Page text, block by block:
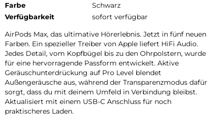
Farbe
Schwarz
Verfügbarkeit
sofort verfügbar
AirPods Max, das ultimative Hörerlebnis. Jetzt in fünf neuen
Farben. Ein spezieller Treiber von Apple liefert HiFi Audio.
Jedes Detail, vom Kopfbügel bis zu den Ohrpolstern, wurde
für eine hervorragende Passform entwickelt. Aktive
Geräuschunterdrückung auf Pro Level blendet
Außengeräusche aus, während der Transparenzmodus dafür
sorgt, dass du mit deinem Umfeld in Verbindung bleibst.
Aktualisiert mit einem USB-C Anschluss für noch
praktischeres Laden.